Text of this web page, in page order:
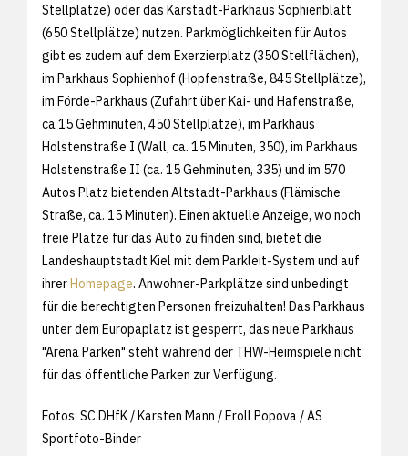
Stellplätze) oder das Karstadt-Parkhaus Sophienblatt
(650 Stellplätze) nutzen. Parkmöglichkeiten für Autos
gibt es zudem auf dem Exerzierplatz (350 Stellflächen),
im Parkhaus Sophienhof (Hopfenstraße, 845 Stellplätze),
im Förde-Parkhaus (Zufahrt über Kai- und Hafenstraße,
ca 15 Gehminuten, 450 Stellplätze), im Parkhaus
Holstenstraße I (Wall, ca. 15 Minuten, 350), im Parkhaus
Holstenstraße II (ca. 15 Gehminuten, 335) und im 570
Autos Platz bietenden Altstadt-Parkhaus (Flämische
Straße, ca. 15 Minuten). Einen aktuelle Anzeige, wo noch
freie Plätze für das Auto zu finden sind, bietet die
Landeshauptstadt Kiel mit dem Parkleit-System und auf
ihrerHomepage. Anwohner-Parkplätze sind unbedingt
für die berechtigten Personen freizuhalten! Das Parkhaus
unter dem Europaplatz ist gesperrt, das neue Parkhaus
"Arena Parken" steht während der THW-Heimspiele nicht
für das öffentliche Parken zur Verfügung.
Fotos: SC DHfK / Karsten Mann / Eroll Popova / AS
Sportfoto-Binder